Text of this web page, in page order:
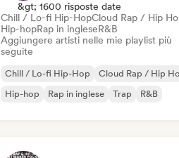
&gt; 1600 risposte date
Chill / Lo-fi Hip-HopCloud Rap / Hip
Hip-hopRap in ingleseR&B
Aggiungere artisti nelle mie playlist più
seguite
Chill / Lo-fi Hip-Hop
Cloud Rap / Hip
Hip-hop
Rap in inglese Trap R&B